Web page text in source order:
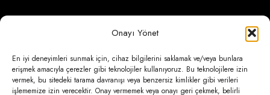
Onayı Yönet
En iyi deneyimleri sunmak için, cihaz bilgilerini saklamak ve/veya bunlara
erişmek amacıyla çerezler gibi teknolojiler kullanıyoruz. Bu teknolojilere izin
vermek, bu sitedeki tarama davranışı veya benzersiz kimlikler gibi verileri
işlememize izin verecektir. Onay vermemek veya onayı geri çekmek, belirli
İletişim Detayları
Ömerli Mahallesi Risalet Sokak No:6/A (Hadımköy)
– Arnavutköy / İstanbul